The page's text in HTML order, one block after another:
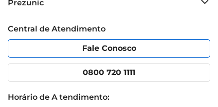
Grupo Cencosud
Política de Privacidade
Portal do fornecedor
Cencosud Media
Prezunic
Código de Ética
App Prezunic
Central de Atendimento
Fale Conosco
0800 720 1111
Horário de A tendimento: